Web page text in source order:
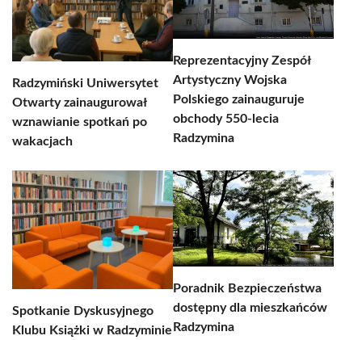
Radzymiński Uniwersytet
Otwarty zainaugurował
wznawianie spotkań po
wakacjach
Reprezentacyjny Zespół
Artystyczny Wojska
Polskiego zainauguruje
obchody 550-lecia
Radzymina
Spotkanie Dyskusyjnego
Klubu Książki w Radzyminie
Poradnik Bezpieczeństwa
dostępny dla mieszkańców
Radzymina